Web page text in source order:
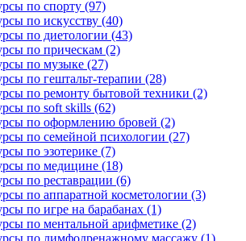
по спорту (97)
по искусству (40)
по диетологии (43)
по прическам (2)
по музыке (27)
по гештальт-терапии (28)
по ремонту бытовой техники (2)
по soft skills (62)
по оформлению бровей (2)
по семейной психологии (27)
по эзотерике (7)
по медицине (18)
по реставрации (6)
по аппаратной косметологии (3)
по игре на барабанах (1)
по ментальной арифметике (2)